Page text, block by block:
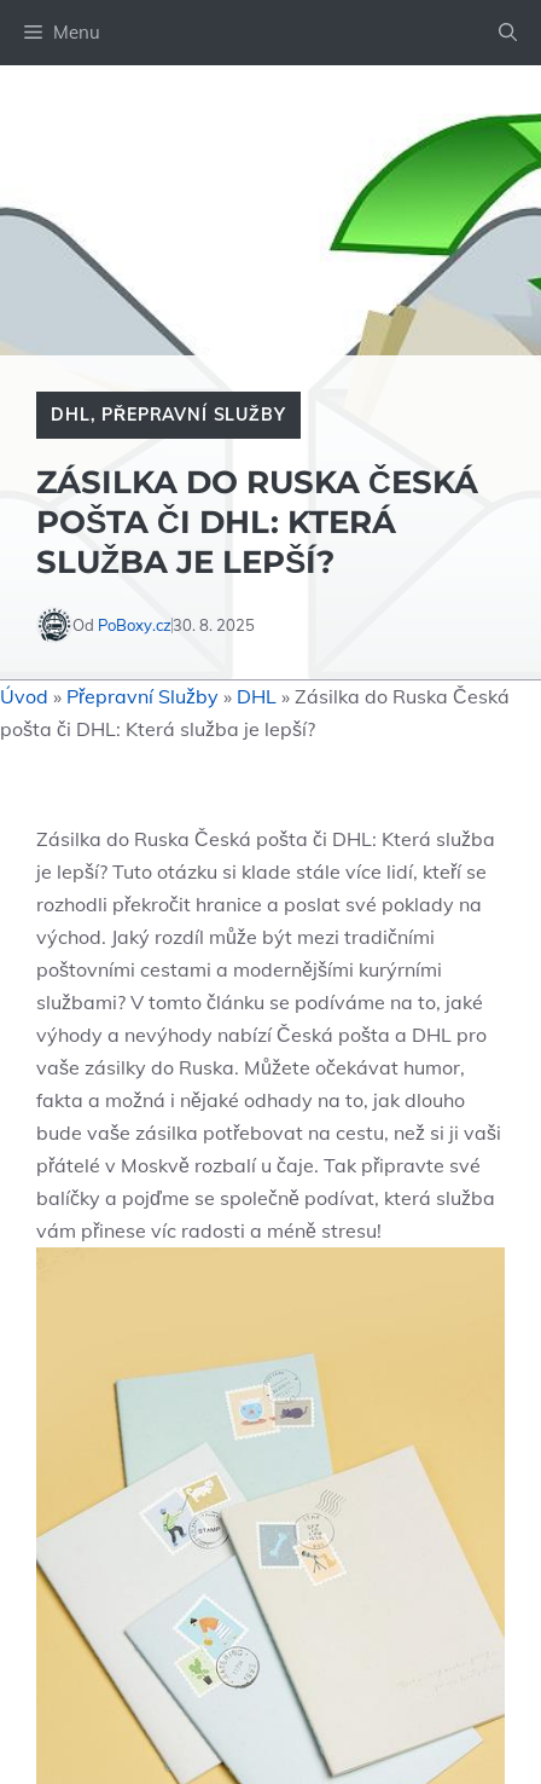
Menu
DHL, PŘEPRAVNÍ SLUŽBY
ZÁSILKA DO RUSKA ČESKÁ
POŠTA ČI DHL: KTERÁ
SLUŽBA JE LEPŠÍ?
Od PoBoxy.cz30. 8. 2025
Úvod » Přepravní Služby » DHL » Zásilka do Ruska Česká
pošta či DHL: Která služba je lepší?
Zásilka do Ruska Česká pošta či DHL: Která služba
je lepší? Tuto otázku si klade stále více lidí, kteří se
rozhodli překročit hranice a poslat své poklady na
východ. Jaký rozdíl může být mezi tradičními
poštovními cestami a modernějšími kurýrními
službami? V tomto článku se podíváme na to, jaké
výhody a nevýhody nabízí Česká pošta a DHL pro
vaše zásilky do Ruska. Můžete očekávat humor,
fakta a možná i nějaké odhady na to, jak dlouho
bude vaše zásilka potřebovat na cestu, než si ji vaši
přátelé v Moskvě rozbalí u čaje. Tak připravte své
balíčky a pojďme se společně podívat, která služba
vám přinese víc radosti a méně stresu!